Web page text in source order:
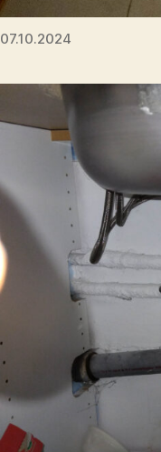
07.10.2024